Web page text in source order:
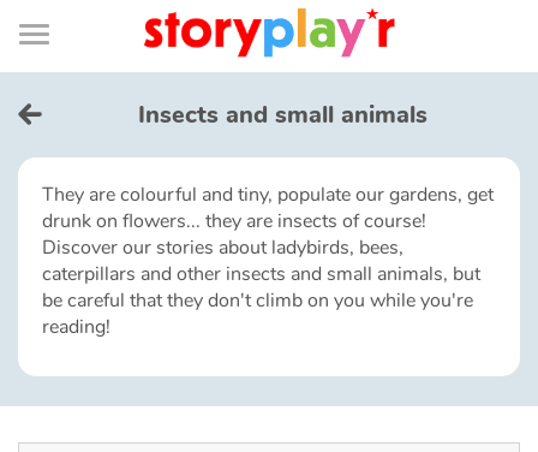
Connexion
Bibliothèque
de
page
Menu
Log in
Try for free
Library
Awards
Insects and small animals
They are colourful and tiny, populate our gardens, get
drunk on flowers... they are insects of course!
Discover our stories about ladybirds, bees,
caterpillars and other insects and small animals, but
be careful that they don't climb on you while you're
reading!